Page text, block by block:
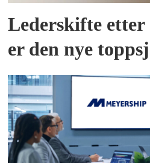
Lederskifte etter
er den nye